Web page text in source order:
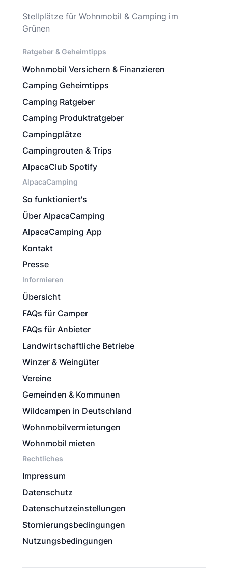
Stellplätze für Wohnmobil & Camping im
Grünen
Ratgeber & Geheimtipps
Wohnmobil Versichern & Finanzieren
Camping Geheimtipps
Camping Ratgeber
Camping Produktratgeber
Campingplätze
Campingrouten & Trips
AlpacaClub Spotify
AlpacaCamping
So funktioniert's
Über AlpacaCamping
AlpacaCamping App
Kontakt
Presse
Informieren
Übersicht
FAQs für Camper
FAQs für Anbieter
Landwirtschaftliche Betriebe
Winzer & Weingüter
Vereine
Gemeinden & Kommunen
Wildcampen in Deutschland
Wohnmobilvermietungen
Wohnmobil mieten
Rechtliches
Impressum
Datenschutz
Datenschutzeinstellungen
Stornierungsbedingungen
Nutzungsbedingungen